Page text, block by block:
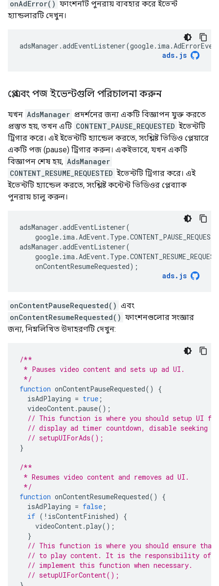
onAdError() ফাংশনটি পুনরায় ব্যবহার করে ইভেন্ট
হ্যান্ডলারটি দেখুন।
adsManager .addEventListener(google. ima.
ads. js
প্লে এবং পজ ইভেন্টগুলি পরিচালনা করুন
যখন AdsManager প্রদর্শনের জন্য একটি বিজ্ঞাপন যুক্ত করতে
প্রস্তুত হয়, তখন এটি CONTENT_PAUSE_REQUESTED ইভেন্টটি
ট্রিগার করে। এই ইভেন্টটি হ্যান্ডেল করতে, সংশ্লিষ্ট ভিডিও প্লেয়ারে
একটি পজ (pause) ট্রিগার করুন। একইভাবে, যখন একটি
বিজ্ঞাপন শেষ হয়, AdsManager
CONTENT_RESUME_REQUESTED ইভেন্টটি ট্রিগার করে। এই
ইভেন্টটি হ্যান্ডেল করতে, সংশ্লিষ্ট কন্টেন্ট ভিডিওর প্লেব্যাক
পুনরায় চালু করুন।
adsManager .addEventListener(
google. ima.AdEvent. Type.
adsManager .addEventListener(
google. ima.AdEvent. Type.
onContentResumeRequested);
ads. js
onContentPauseRequested() এবং
onContentResumeRequested() ফাংশনগুলোর সংজ্ঞার
জন্য, নিম্নলিখিত উদাহরণটি দেখুন:
/**
* Pauses video content and sets up ad UI.
*/
function onContentPauseRequested()
{
isAdPlaying = true ;
videoContent.pause();
// This function is where you should setup UI
// display ad timer countdown, disable seeking
// setupUIForAds();
}
/**
* Resumes video content and removes ad UI.
*/
function onContentResumeRequested()
{
isAdPlaying = false ;
if ( ! isContentFinished)
{
videoContent.play();
}
// This function is where you should ensure
// to play content. It is the responsibility of
// implement this function when necessary.
// setupUIForContent();